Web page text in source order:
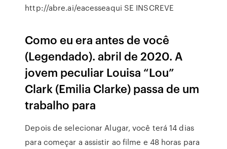
http://abre.ai/eacesseaqui SE INSCREVE
Como eu era antes de você
(Legendado). abril de 2020. A
jovem peculiar Louisa “Lou”
Clark (Emilia Clarke) passa de um
trabalho para
Depois de selecionar Alugar, você terá 14 dias
para começar a assistir ao filme e 48 horas para